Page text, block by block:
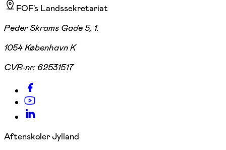
FOF's Landssekretariat
Peder Skrams Gade 5, 1.
1054 København K
CVR-nr: 62531517
Aftenskoler Jylland